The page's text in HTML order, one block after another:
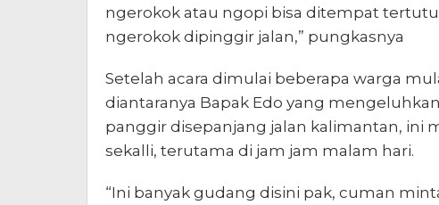
ngerokok atau ngopi bisa ditempat
ngerokok dipinggir jalan,” pungkasnya
Setelah acara dimulai beberapa warga
diantaranya Bapak Edo yang
panggir disepanjang jalan kalimantan, ini
sekalli, terutama di jam jam malam hari.
“Ini banyak gudang disini pak, cuman